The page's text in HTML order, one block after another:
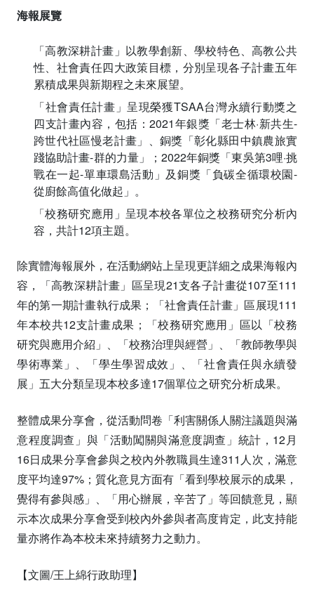
海報展覽
「高教深耕計畫」以教學創新、學校特色、高教公共
性、社會責任四大政策目標，分別呈現各子計畫五年
累積成果與新期程之未來展望。
「社會責任計畫」呈現榮獲TSAA台灣永續行動獎之
四支計畫內容，包括：2021年銀獎「老士林·新共生-
跨世代社區慢老計畫」、銅獎「彰化縣田中鎮農旅實
踐協助計畫-群的力量」；2022年銅獎「東吳第3哩·挑
戰在一起-單車環島活動」及銅獎「負碳全循環校園-
從廚餘高值化做起」。
「校務研究應用」呈現本校各單位之校務研究分析內
容，共計12項主題。
除實體海報展外，在活動網站上呈現更詳細之成果海報內
容，「高教深耕計畫」區呈現21支各子計畫從107至111
年的第一期計畫執行成果；「社會責任計畫」區展現111
年本校共12支計畫成果；「校務研究應用」區以「校務
研究與應用介紹」、「校務治理與經營」、「教師教學與
學術專業」、「學生學習成效」、「社會責任與永續發
展」五大分類呈現本校多達17個單位之研究分析成果。
整體成果分享會，從活動問卷「利害關係人關注議題與滿
意程度調查」與「活動闖關與滿意度調查」統計，12月
16日成果分享會參與之校內外教職員生達311人次，滿意
度平均達97%；質化意見方面有「看到學校展示的成果，
覺得有參與感」、「用心辦展，辛苦了」等回饋意見，顯
示本次成果分享會受到校內外參與者高度肯定，此支持能
量亦將作為本校未來持續努力之動力。
【文圖/王上綿行政助理】